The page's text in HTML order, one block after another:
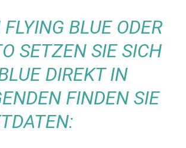
BLUE ODER
SETZEN SIE SICH
DIREKT IN
FINDEN SIE